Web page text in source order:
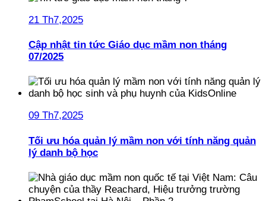
21 Th7,2025
Cập nhật tin tức Giáo dục mầm non tháng
07/2025
09 Th7,2025
Tối ưu hóa quản lý mầm non với tính năng quản
lý danh bộ học